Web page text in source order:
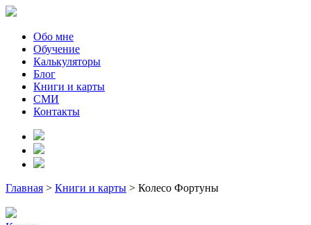
Обо мне
Обучение
Калькуляторы
Блог
Книги и карты
СМИ
Контакты
Главная > Книги и карты > Колесо Фортуны